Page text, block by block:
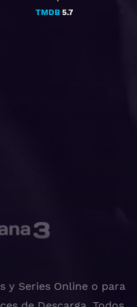
TMDB5.7
y Series Online o para